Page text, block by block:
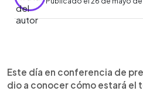
► Escuchar artículo
Este día en conferencia de
dio a conocer cómo estará el